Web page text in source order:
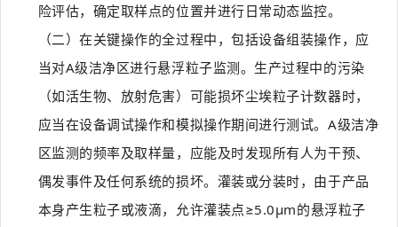
险评估，确定取样点的位置并进行日常动态监控。
（二）在关键操作的全过程中，包括设备组装操作，应
当对A级洁净区进行悬浮粒子监测。生产过程中的污染
（如活生物、放射危害）可能损坏尘埃粒子计数器时，
应当在设备调试操作和模拟操作期间进行测试。A级洁净
区监测的频率及取样量，应能及时发现所有人为干预、
偶发事件及任何系统的损坏。灌装或分装时，由于产品
本身产生粒子或液滴，允许灌装点≥5.0μm的悬浮粒子